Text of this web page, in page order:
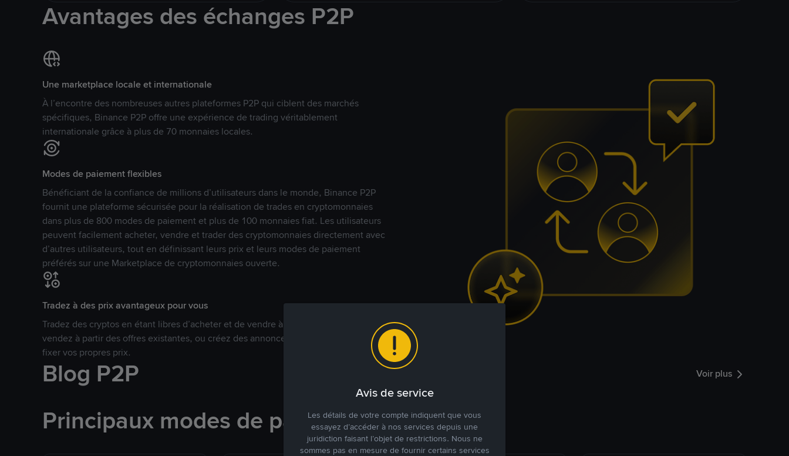
Avantages des échanges P2P
Une marketplace locale et internationale
À l’encontre des nombreuses autres plateformes P2P qui ciblent des marchés
spécifiques, Binance P2P offre une expérience de trading véritablement
internationale grâce à plus de 70 monnaies locales.
Modes de paiement flexibles
Bénéficiant de la confiance de millions d’utilisateurs dans le monde, Binance P2P
fournit une plateforme sécurisée pour la réalisation de trades en cryptomonnaies
dans plus de 800 modes de paiement et plus de 100 monnaies fiat. Les utilisateurs
peuvent facilement acheter, vendre et trader des cryptomonnaies directement avec
d’autres utilisateurs, tout en définissant leurs prix et leurs modes de paiement
préférés sur une Marketplace de cryptomonnaies ouverte.
Tradez à des prix avantageux pour vous
Tradez des cryptos en étant libres d’acheter et de vendre à votre prix. Achetez ou
vendez à partir des offres existantes, ou créez des annonces commerciales pour
fixer vos propres prix.
Blog P2P Voir plus
Principaux modes de paiement
Avis de service
Les détails de votre compte indiquent que vous
essayez d’accéder à nos services depuis une
juridiction faisant l’objet de restrictions. Nous ne
sommes pas en mesure de fournir certains services